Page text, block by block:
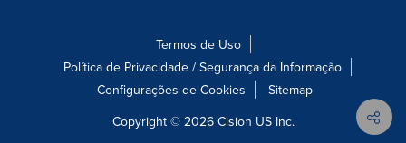
Termos de Uso
Política de Privacidade / Segurança da Informação
Configurações de Cookies
Sitemap
Copyright © 2026 Cision US Inc.